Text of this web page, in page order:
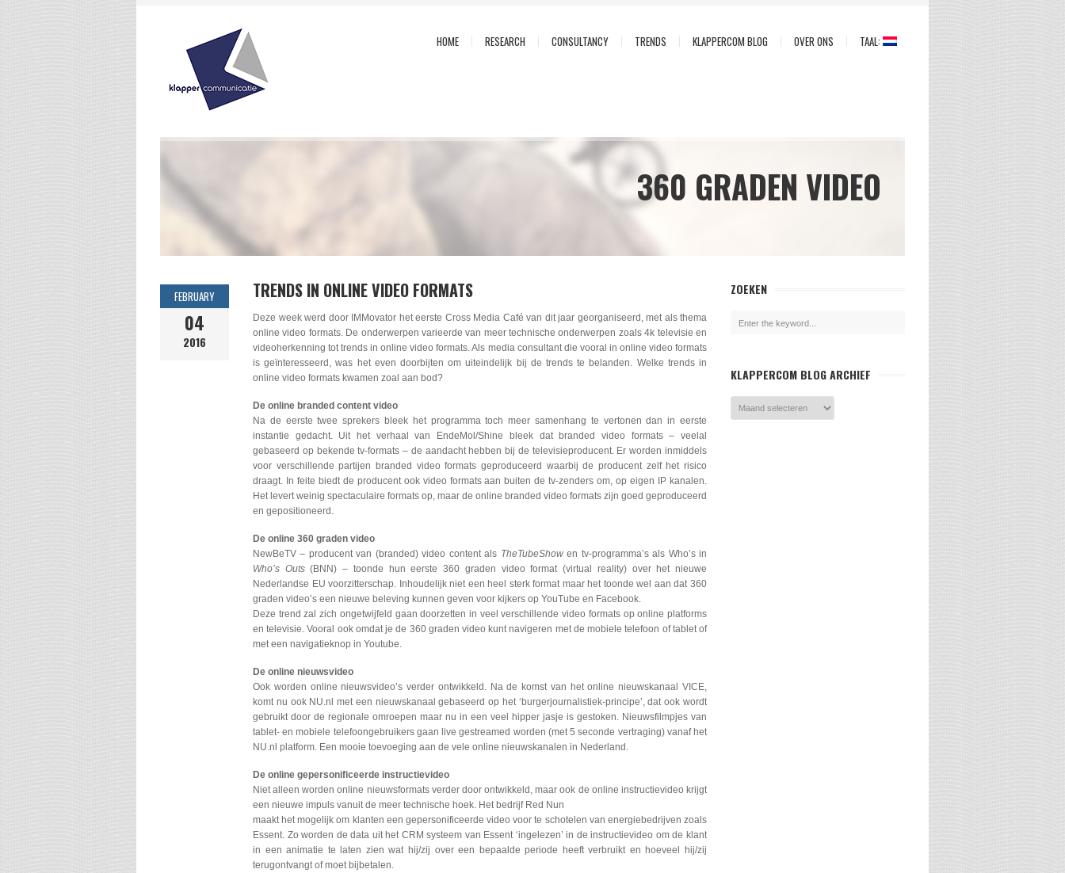
HOME RESEARCH CONSULTANCY TRENDS KLAPPERCOM BLOG OVER ONS TAAL:
360 GRADEN VIDEO
FEBRUARY
04
2016
TRENDS IN ONLINE VIDEO FORMATS
Deze week werd door IMMovator het eerste Cross Media Café van dit jaar georganiseerd, met als thema
online video formats. De onderwerpen varieerde van meer technische onderwerpen zoals 4k televisie en
videoherkenning tot trends in online video formats. Als media consultant die vooral in online video formats
is geïnteresseerd, was het even doorbijten om uiteindelijk bij de trends te belanden. Welke trends in
online video formats kwamen zoal aan bod?
De online branded content video
Na de eerste twee sprekers bleek het programma toch meer samenhang te vertonen dan in eerste
instantie gedacht. Uit het verhaal van EndeMol/Shine bleek dat branded video formats – veelal
gebaseerd op bekende tv-formats – de aandacht hebben bij de televisieproducent. Er worden inmiddels
voor verschillende partijen branded video formats geproduceerd waarbij de producent zelf het risico
draagt. In feite biedt de producent ook video formats aan buiten de tv-zenders om, op eigen IP kanalen.
Het levert weinig spectaculaire formats op, maar de online branded video formats zijn goed geproduceerd
en gepositioneerd.
De online 360 graden video
NewBeTV – producent van (branded) video content als TheTubeShowen tv-programma’s als Who’s in
Who’s Outs(BNN) – toonde hun eerste 360 graden video format (virtual reality) over het nieuwe
Nederlandse EU voorzitterschap. Inhoudelijk niet een heel sterk format maar het toonde wel aan dat 360
graden video’s een nieuwe beleving kunnen geven voor kijkers op YouTube en Facebook.
Deze trend zal zich ongetwijfeld gaan doorzetten in veel verschillende video formats op online platforms
en televisie. Vooral ook omdat je de 360 graden video kunt navigeren met de mobiele telefoon of tablet of
met een navigatieknop in Youtube.
De online nieuwsvideo
Ook worden online nieuwsvideo’s verder ontwikkeld. Na de komst van het online nieuwskanaal VICE,
komt nu ook NU.nl met een nieuwskanaal gebaseerd op het ‘burgerjournalistiek-principe’, dat ook wordt
gebruikt door de regionale omroepen maar nu in een veel hipper jasje is gestoken. Nieuwsfilmpjes van
tablet- en mobiele telefoongebruikers gaan live gestreamed worden (met 5 seconde vertraging) vanaf het
NU.nl platform. Een mooie toevoeging aan de vele online nieuwskanalen in Nederland.
De online gepersonificeerde instructievideo
Niet alleen worden online nieuwsformats verder door ontwikkeld, maar ook de online instructievideo krijgt
een nieuwe impuls vanuit de meer technische hoek. Het bedrijf Red Nun
maakt het mogelijk om klanten een gepersonificeerde video voor te schotelen van energiebedrijven zoals
Essent. Zo worden de data uit het CRM systeem van Essent ‘ingelezen’ in de instructievideo om de klant
in een animatie te laten zien wat hij/zij over een bepaalde periode heeft verbruikt en hoeveel hij/zij
terugontvangt of moet bijbetalen.
ZOEKEN
KLAPPERCOM BLOG ARCHIEF